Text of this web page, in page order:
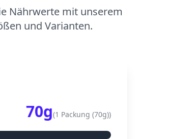
Nährwerte mit unserem
und Varianten.
70g(1 Packung (70g))